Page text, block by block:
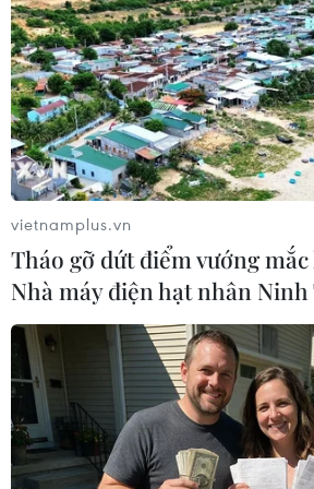
Trong khi đó, các tổ chức nhân
hợp quốc cho biết người dân
kiệt lương thực, nhiên liệu và
cấp thiết yếu khác, đồng thời
sức khỏe ở nước này có nguy
Liên hợp quốc (OCHA) cho biết
rất cần một lệnh ngừng bắn
thường dân bị thương và bị
bệnh viện. Người dân ở thủ đô
không thể rời khỏi nhà một
mua thực phẩm và các nhu
trong nhiều ngày nay"./.
vietnamplus.vn
Tháo gỡ dứt điểm vướng
Nhà máy điện hạt nhân Ninh